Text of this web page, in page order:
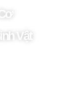
Vật